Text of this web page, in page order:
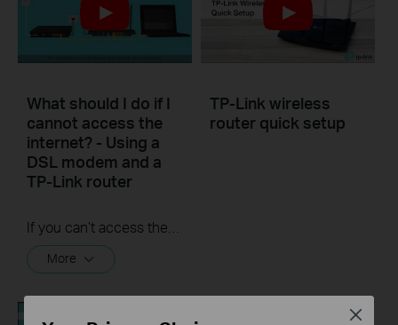
What should I do if I
cannot access the
internet? - Using a
DSL modem and a
TP-Link router
If you can’t access the internet using a DSL modem and TP-Link router, this video can help you solve the problem.
More
TP-Link wireless
router quick setup
Close